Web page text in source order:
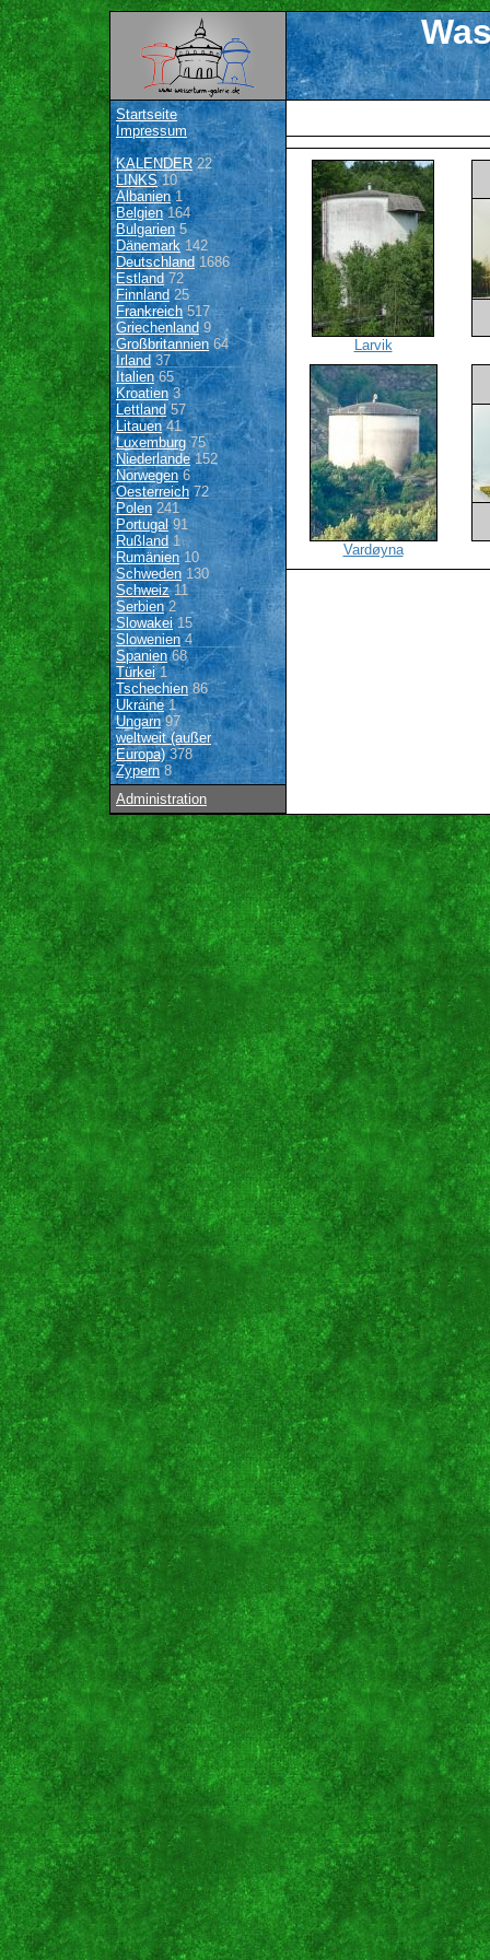
Startseite
Impressum
KALENDER22
LINKS10
Albanien1
Belgien164
Bulgarien 5
Dänemark142
Deutschland 1686
Estland 72
Finnland 25
Frankreich517
Griechenland9
Großbritannien64
Irland 37
Italien65
Kroatien3
Lettland57
Litauen41
Luxemburg 75
Niederlande152
Norwegen6
Oesterreich72
Polen 241
Portugal91
Rußland 1
Rumänien10
Schweden 130
Schweiz11
Serbien2
Slowakei15
Slowenien4
Spanien68
Türkei1
Tschechien 86
Ukraine1
Ungarn97
weltweit (außer
Europa)378
Zypern8
Administration
Larvik
Vardøyna